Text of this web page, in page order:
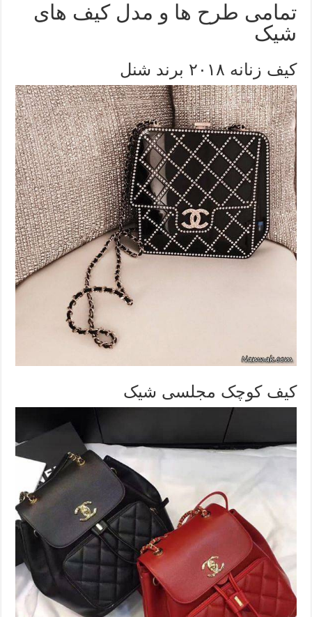
تمامی طرح ها و مدل کیف های
شیک
کیف زنانه ۲۰۱۸ برند شنل
کیف کوچک مجلسی شیک